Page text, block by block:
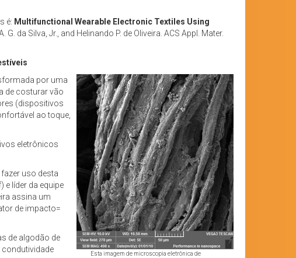
é: Multifunctional Wearable Electronic Textiles Using
da Silva, Jr., and Helinando P. de Oliveira. ACS Appl. Mater.
Esta imagem de microscopia eletrônica de
por uma
de costurar vão
(dispositivos
ao toque,
eletrônicos
uso desta
e líder da equipe
assina um
de impacto=
de algodão de
condutividade